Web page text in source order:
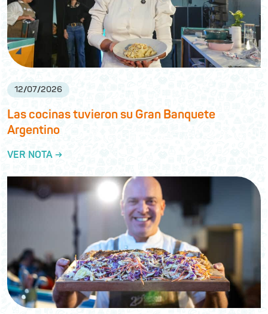
12/07/2026
Las cocinas tuvieron su Gran Banquete
Argentino
VER NOTA →